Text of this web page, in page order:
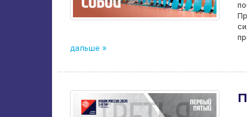
дальше »